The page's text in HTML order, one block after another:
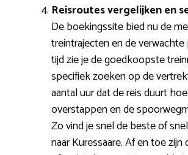
Reisroutes vergelijken en
De boekingssite bied nu de
treintrajecten en de
tijd zie je de goedkoopste
specifiek zoeken op de
aantal uur dat de reis duurt
overstappen en de
Zo vind je snel de beste of
naar Kuressaare. Af en toe